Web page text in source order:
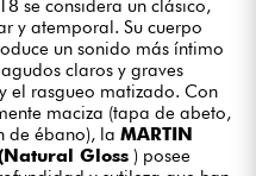
se considera un clásico,
y atemporal. Su cuerpo
un sonido más íntimo
claros y graves
el rasgueo matizado. Con
maciza (tapa de abeto,
de ébano), la MARTIN
Gloss ) posee